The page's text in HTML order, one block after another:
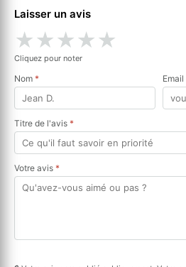
Laisser un avis
★★★★★
Cliquez pour noter
Nom * Email
Titre de l'avis *
Votre avis *